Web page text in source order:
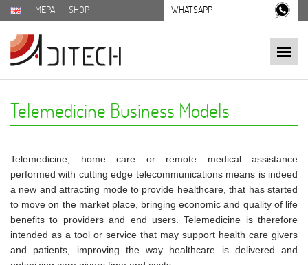
MEPA SHOP WHATSAPP
Telemedicine Business Models
Telemedicine, home care or remote medical assistance
performed with cutting edge telecommunications means is indeed
a new and attracting mode to provide healthcare, that has started
to move on the market place, bringing economic and quality of life
benefits to providers and end users. Telemedicine is therefore
intended as a tool or service that may support health care givers
and patients, improving the way healthcare is delivered and